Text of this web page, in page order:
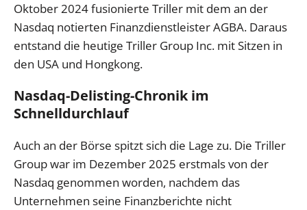
Oktober 2024 fusionierte Triller mit dem an der
Nasdaq notierten Finanzdienstleister AGBA. Daraus
entstand die heutige Triller Group Inc. mit Sitzen in
den USA und Hongkong.
Nasdaq-Delisting-Chronik im
Schnelldurchlauf
Auch an der Börse spitzt sich die Lage zu. Die Triller
Group war im Dezember 2025 erstmals von der
Nasdaq genommen worden, nachdem das
Unternehmen seine Finanzberichte nicht